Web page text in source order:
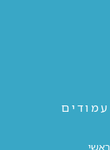
עמודים
ראשי